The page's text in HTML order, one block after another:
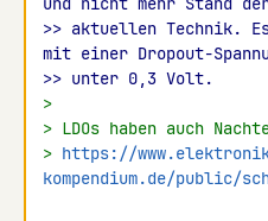
>> aktuellen Technik.
mit einer Dropout-
>> unter 0,3 Volt.
>
> LDOs haben auch
> https://
kompendium.de/public/